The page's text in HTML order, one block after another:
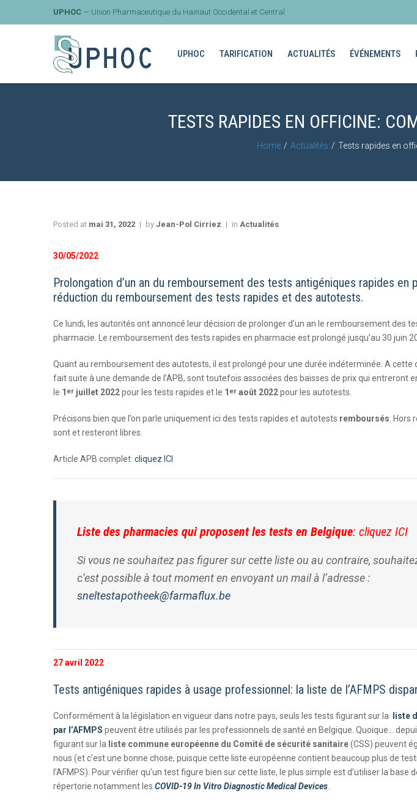
UPHOC — Union Pharmaceutique du Hainaut Occidental et Central
UPHOC TARIFICATION ACTUALITÉS ÉVÉNEMENTS
TESTS RAPIDES EN OFFICINE:
Home Actualités Tests rapides en
Posted at mai 31, 2022 by Jean-Pol Cirriez in Actualités
30/05/2022
Prolongation d’un an du remboursement des tests antigéniques rapides en
réduction du remboursement des tests rapides et des autotests.
Ce lundi, les autorités ont annoncé leur décision de prolonger d’un an le remboursement des
pharmacie. Le remboursement des tests rapides en pharmacie est prolongé jusqu’au 30 juin
Quant au remboursement des autotests, il est prolongé pour une durée indéterminée. A cette
fait suite à une demande de l’APB, sont toutefois associées des baisses de prix qui entreront
le 1 er juillet 2022pour les tests rapides et le 1 er août 2022pour les autotests.
Précisons bien que l’on parle uniquement ici des tests rapides et autotests remboursés .
sont et resteront libres.
Article APB complet: cliquez ICI
Liste des pharmacies qui proposent les tests en Belgique: cliquez ICI
Si vous ne souhaitez pas figurer sur cette liste ou au contraire,
c’est possible à tout moment en envoyant un mail à l’adresse :
sneltestapotheek@farmaflux.be
27 avril 2022
Tests antigéniques rapides à usage professionnel: la liste de l’AFMPS
Conformément à la législation en vigueur dans notre pays, seuls les tests figurant sur la
liste
par l’AFMPS peuvent être utilisés par les professionnels de santé en Belgique. Quoique…
figurant sur la liste commune européenne du Comité de sécurité sanitaire(CSS) peuvent
nous (et c’est une bonne chose, puisque cette liste européenne contient beaucoup plus de
l’AFMPS). Pour vérifier qu’un test figure bien sur cette liste, le plus simple est d’utiliser la base
répertorie notamment les COVID-19 I​n Vitro DiagnosticMedicalDevices